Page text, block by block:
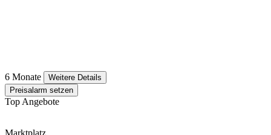
6 Monate
Weitere Details
Preisalarm setzen
Top Angebote